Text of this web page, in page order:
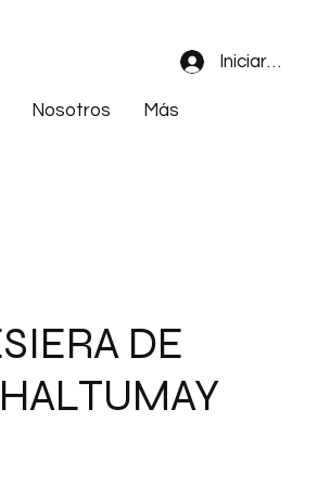
Iniciar sesión
Nosotros Más
DE